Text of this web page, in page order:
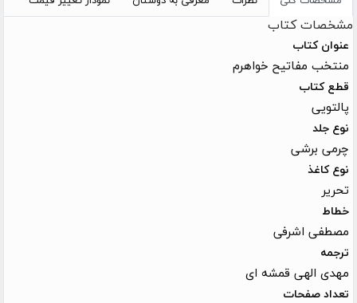
مشخصات کتاب
عنوان کتاب
منتخب مفاتیح خواهرم
قطع کتاب
پالتویی
نوع جلد
چرمی برشی
نوع کاغذ
تحریر
خطاط
مصطفی اشرفی
ترجمه
مهدی الهی قمشه ای
تعداد صفحات